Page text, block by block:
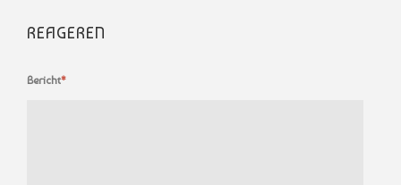
REAGEREN
Bericht*